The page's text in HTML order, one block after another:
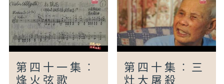
第四十一集︰
烽火弦歌
第四十集︰三
灶大屠殺